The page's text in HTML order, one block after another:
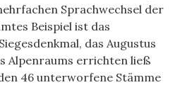
Sprachwechsel der
Beispiel ist das
das Augustus
Alpenraums errichten ließ
46 unterworfene Stämme